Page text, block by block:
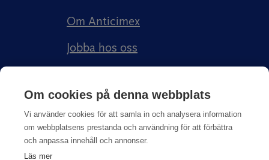
Om Anticimex
Jobba hos oss
Anticimex Försäkringar AB
Om cookies på denna webbplats
Vi använder cookies för att samla in och analysera information
om webbplatsens prestanda och användning för att förbättra
och anpassa innehåll och annonser.
Läs mer